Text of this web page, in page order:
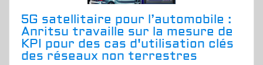
5G satellitaire pour l’automobile :
Anritsu travaille sur la mesure de
KPI pour des cas d'utilisation clés
des réseaux non terrestres